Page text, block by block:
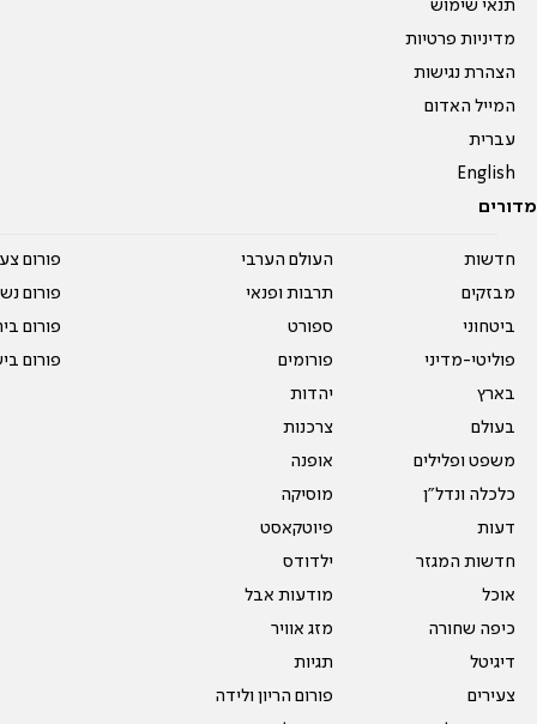
תנאי שימוש
מדיניות פרטיות
הצהרת נגישות
המייל האדום
עברית
English
מדורים
חדשות
מבזקים
ביטחוני
פוליטי-מדיני
בארץ
בעולם
משפט ופלילים
כלכלה ונדל"ן
דעות
חדשות המגזר
אוכל
כיפה שחורה
דיגיטל
צעירים
העולם הערבי
תרבות ופנאי
ספורט
פורומים
יהדות
צרכנות
אופנה
מוסיקה
פיוטקאסט
ילדודס
מודעות אבל
מזג אוויר
תגיות
פורום הריון ולידה
פורום
פורום
פורום
פורום